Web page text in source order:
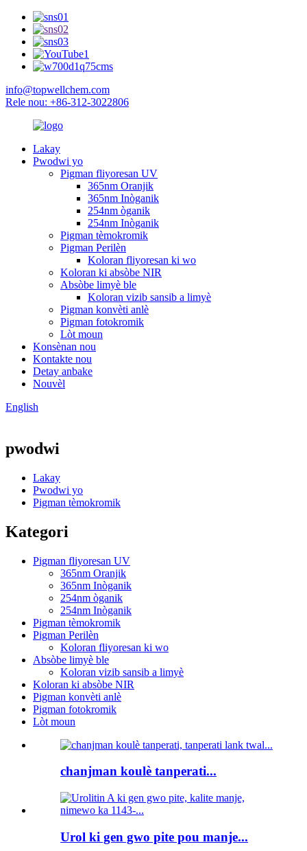
info@topwellchem.com
Rele nou: +86-312-3022806
Lakay
Pwodwi yo
Pigman fliyoresan UV
365nm Oranjik
365nm Inòganik
254nm òganik
254nm Inòganik
Pigman tèmokromik
Pigman Perilèn
Koloran fliyoresan ki wo
Koloran ki absòbe NIR
Absòbe limyè ble
Koloran vizib sansib a limyè
Pigman konvèti anlè
Pigman fotokromik
Lòt moun
Konsènan nou
Kontakte nou
Detay anbake
Nouvèl
English
pwodwi
Lakay
Pwodwi yo
Pigman tèmokromik
Kategori
Pigman fliyoresan UV
365nm Oranjik
365nm Inòganik
254nm òganik
254nm Inòganik
Pigman tèmokromik
Pigman Perilèn
Koloran fliyoresan ki wo
Absòbe limyè ble
Koloran vizib sansib a limyè
Koloran ki absòbe NIR
Pigman konvèti anlè
Pigman fotokromik
Lòt moun
chanjman koulè tanperati...
Urol ki gen gwo pite pou manje...